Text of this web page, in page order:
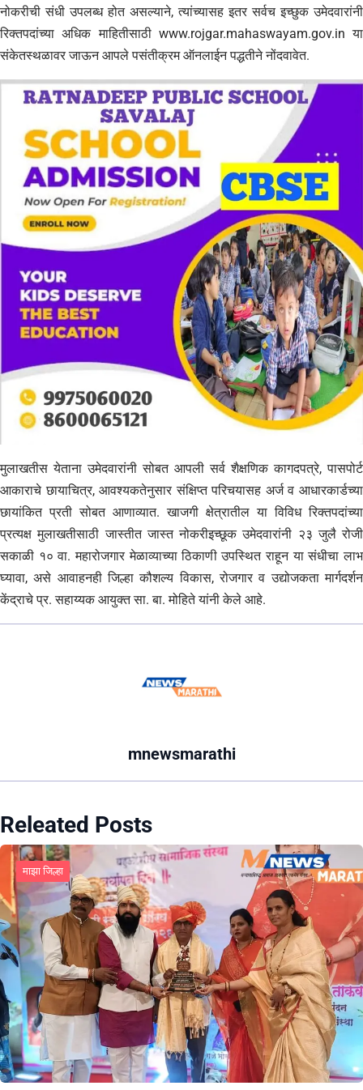
नोकरीची संधी उपलब्ध होत असल्याने, त्यांच्यासह इतर सर्वच इच्छुक उमेदवारांनी
रिक्तपदांच्या अधिक माहितीसाठी www.rojgar.mahaswayam.gov.in या
संकेतस्थळावर जाऊन आपले पसंतीक्रम ऑनलाईन पद्धतीने नोंदवावेत.
मुलाखतीस येताना उमेदवारांनी सोबत आपली सर्व शैक्षणिक कागदपत्रे, पासपोर्ट
आकाराचे छायाचित्र, आवश्यकतेनुसार संक्षिप्त परिचयासह अर्ज व आधारकार्डच्या
छायांकित प्रती सोबत आणाव्यात. खाजगी क्षेत्रातील या विविध रिक्तपदांच्या
प्रत्यक्ष मुलाखतीसाठी जास्तीत जास्त नोकरीइच्छूक उमेदवारांनी २३ जुलै रोजी
सकाळी १० वा. महारोजगार मेळाव्याच्या ठिकाणी उपस्थित राहून या संधीचा लाभ
घ्यावा, असे आवाहनही जिल्हा कौशल्य विकास, रोजगार व उद्योजकता मार्गदर्शन
केंद्राचे प्र. सहाय्यक आयुक्त सा. बा. मोहिते यांनी केले आहे.
mnewsmarathi
Releated Posts
माझा जिल्हा